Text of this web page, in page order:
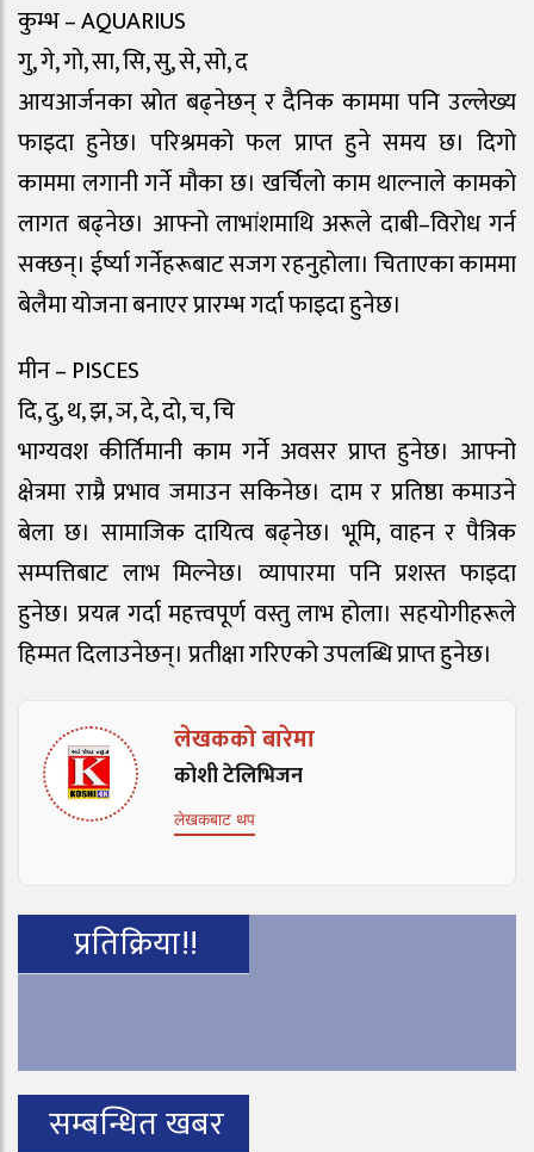
कुम्भ – AQUARIUS
गु, गे, गो, सा, सि, सु, से, सो, द
आयआर्जनका स्रोत बढ्नेछन् र दैनिक काममा पनि उल्लेख्य
फाइदा हुनेछ। परिश्रमको फल प्राप्त हुने समय छ। दिगो
काममा लगानी गर्ने मौका छ। खर्चिलाे काम थाल्नाले कामकाे
लागत बढ्नेछ। आफ्नो लाभांशमाथि अरूले दाबी–विरोध गर्न
सक्छन्। ईर्ष्या गर्नेहरूबाट सजग रहनुहोला। चिताएका काममा
बेलैमा योजना बनाएर प्रारम्भ गर्दा फाइदा हुनेछ।
मीन – PISCES
दि, दु, थ, झ, ञ, दे, दो, च, चि
भाग्यवश कीर्तिमानी काम गर्ने अवसर प्राप्त हुनेछ। आफ्नो
क्षेत्रमा राम्रै प्रभाव जमाउन सकिनेछ। दाम र प्रतिष्ठा कमाउने
बेला छ। सामाजिक दायित्व बढ्नेछ। भूमि, वाहन र पैत्रिक
सम्पत्तिबाट लाभ मिल्नेछ। व्यापारमा पनि प्रशस्त फाइदा
हुनेछ। प्रयत्न गर्दा महत्त्वपूर्ण वस्तु लाभ होला। सहयोगीहरूले
हिम्मत दिलाउनेछन्। प्रतीक्षा गरिएको उपलब्धि प्राप्त हुनेछ।
लेखकको बारेमा
कोशी टेलिभिजन
लेखकबाट थप
प्रतिक्रिया!!
सम्बन्धित खबर